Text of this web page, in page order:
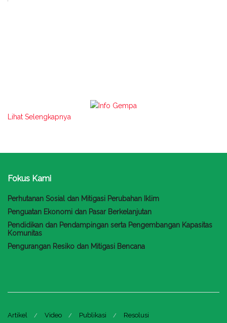
Lihat Selengkapnya
Fokus Kami
Perhutanan Sosial dan Mitigasi Perubahan Iklim
Penguatan Ekonomi dan Pasar Berkelanjutan
Pendidikan dan Pendampingan serta Pengembangan Kapasitas
Komunitas
Pengurangan Resiko dan Mitigasi Bencana
Artikel Video Publikasi Resolusi